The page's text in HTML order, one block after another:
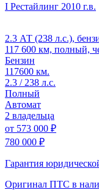
I Рестайлинг 2010 г.в.
2.3 АТ (238 л.с.),
117 600 км, полный,
Бензин
117600 км.
2.3 / 238 л.с.
Полный
Автомат
2 владельца
от 573 000 ₽
780 000 ₽
Гарантия
Оригинал ПТС в